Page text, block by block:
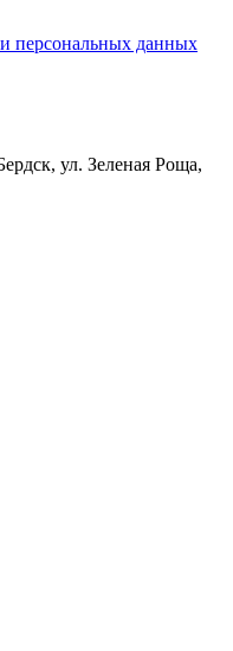
персональных данных
ул. Зеленая Роща,